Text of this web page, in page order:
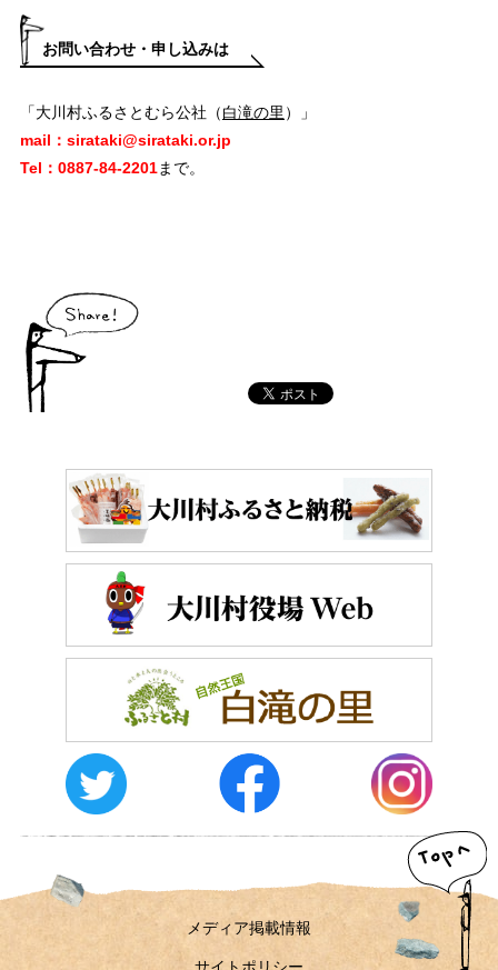
お問い合わせ・申し込みは
「大川村ふるさとむら公社（白滝の里 ）」
mail：sirataki@sirataki.or.jp
Tel：0887‐84‐2201まで。
メディア掲載情報
サイトポリシー